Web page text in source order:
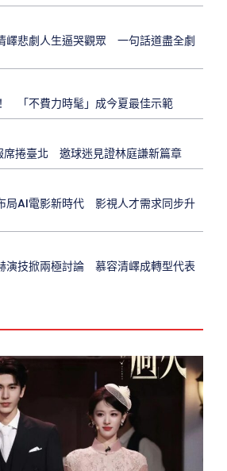
嶧悲劇人生逼哭觀眾 一句話道盡全劇
「不費力時髦」成今夏最佳示範
捲臺北 邀球迷見證林庭謙新篇章
局AI電影新時代 影視人才需求同步升
演技掀兩極討論 慕容清嶧成轉型代表